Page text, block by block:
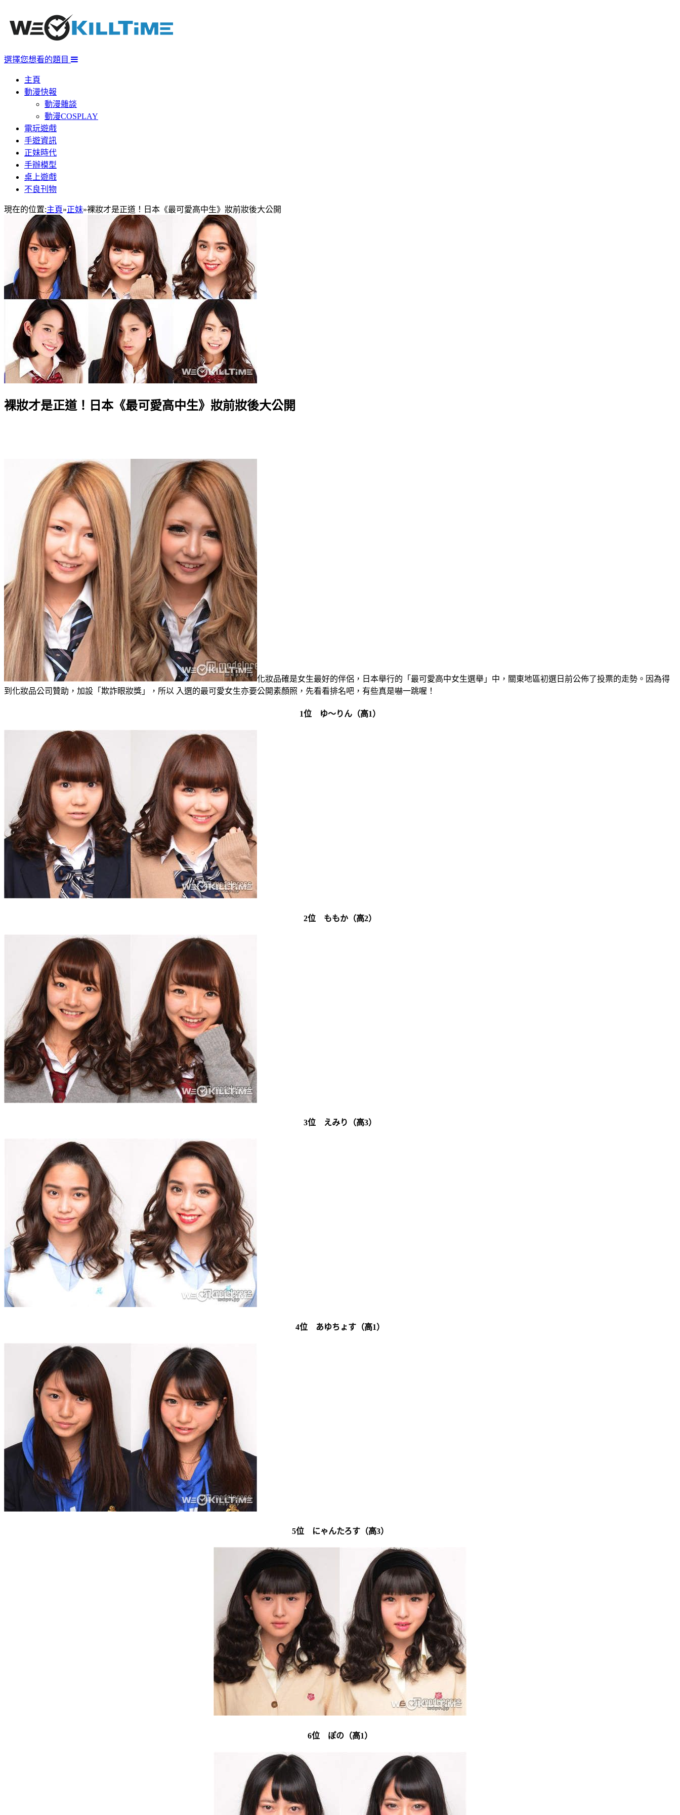
選擇您想看的題目
主頁
動漫快報
動漫雜談
動漫COSPLAY
電玩遊戲
手遊資訊
正妹時代
手辦模型
桌上遊戲
不良刊物
現在的位置:主頁»正妹»裸妝才是正道！日本《最可愛高中生》妝前妝後大公開
裸妝才是正道！日本《最可愛高中生》妝前妝後大公開
化妝品確是女生最好的伴侶，日本舉行的「最可愛高中女生選舉」中，關東地區初選日前公佈了投票的走勢。因為得
到化妝品公司贊助，加設「欺詐眼妝獎」，所以 入選的最可愛女生亦要公開素顏照，先看看排名吧，有些真是嚇一跳喔！
1位 ゆ～りん（高1）
2位 ももか（高2）
3位 えみり（高3）
4位 あゆちょす（高1）
5位 にゃんたろす（高3）
6位 ぽの（高1）